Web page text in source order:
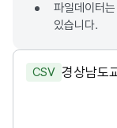
파일데이터
있습니다.
CSV 경상남도